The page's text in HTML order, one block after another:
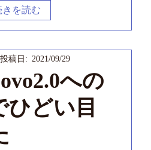
きを読む
への
ひどい目
稿日: 2021/09/29